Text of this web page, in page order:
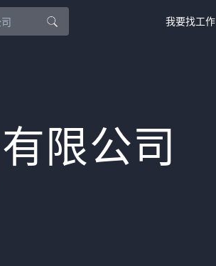
我要找工作
限公司